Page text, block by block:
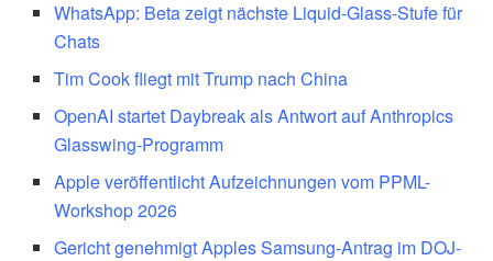
WhatsApp: Beta zeigt nächste Liquid-Glass-Stufe für
Chats
Tim Cook fliegt mit Trump nach China
OpenAI startet Daybreak als Antwort auf Anthropics
Glasswing-Programm
Apple veröffentlicht Aufzeichnungen vom PPML-
Workshop 2026
Gericht genehmigt Apples Samsung-Antrag im DOJ-